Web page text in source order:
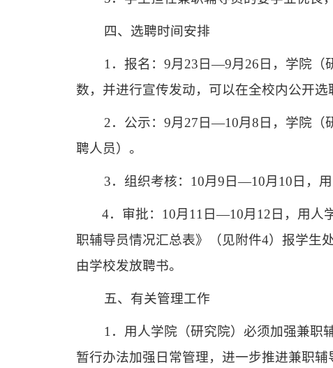
四、选聘时间安排
1 ．报名： 9月 23 日—9月 26 日，学院（
数，并进行宣传发动，可以在全校内公开
2．公示： 9月 27 日—10月 8 日，学院（
聘人员）。
3．组织考核： 10月 9 日—10月 10 日，
4．审批： 10月 11 日—10月 12 日，用人
职辅导员情况汇总表》（见附件4） 报学生
由学校发放聘书。
五、有关管理工作
1 ．用人学院（研究院）必须加强兼职
暂行办法加强日常管理，进一步推进兼职辅